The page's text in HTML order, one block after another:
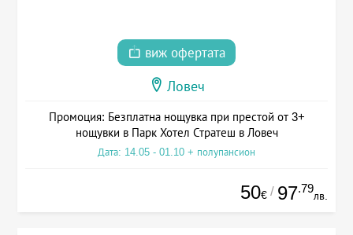
виж офертата
Ловеч
Промоция: Безплатна нощувка при престой от 3+
нощувки в Парк Хотел Стратеш в Ловеч
Дата: 14.05 - 01.10 + полупансион
50€ / 97.79
лв.